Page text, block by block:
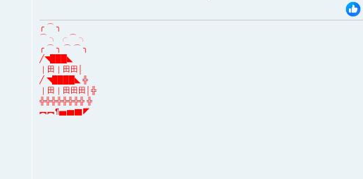
╭ ⌒ ╮
⌒ ╮ ╭ ⌒ ╮
╭ ⌒ ╮ ⌒ ⌒ ╮
╱◥███◣
｜田｜田田│
╱ ◥████◣ ╬
｜田｜田田田│╬
╬╬╬╬╬╬╬╬ ╬
︻︻¶▅▆▇◤